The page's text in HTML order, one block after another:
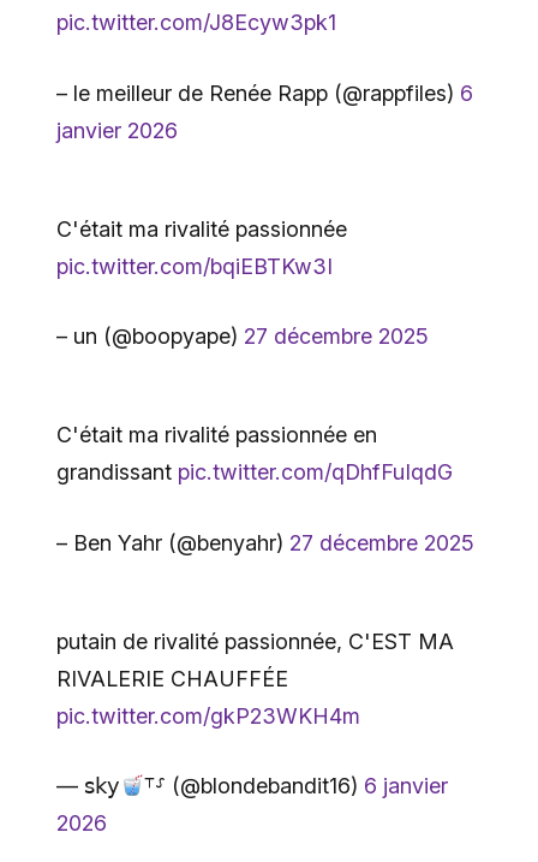
pic.twitter.com/J8Ecyw3pk1
– le meilleur de Renée Rapp (@rappfiles) 6
janvier 2026
C'était ma rivalité passionnée
pic.twitter.com/bqiEBTKw3I
– un (@boopyape) 27 décembre 2025
C'était ma rivalité passionnée en
grandissant pic.twitter.com/qDhfFuIqdG
– Ben Yahr (@benyahr) 27 décembre 2025
putain de rivalité passionnée, C'EST MA
RIVALERIE CHAUFFÉE
pic.twitter.com/gkP23WKH4m
— 𝗌𝗄𝗒 ⸆⸉ (@blondebandit16) 6 janvier
2026